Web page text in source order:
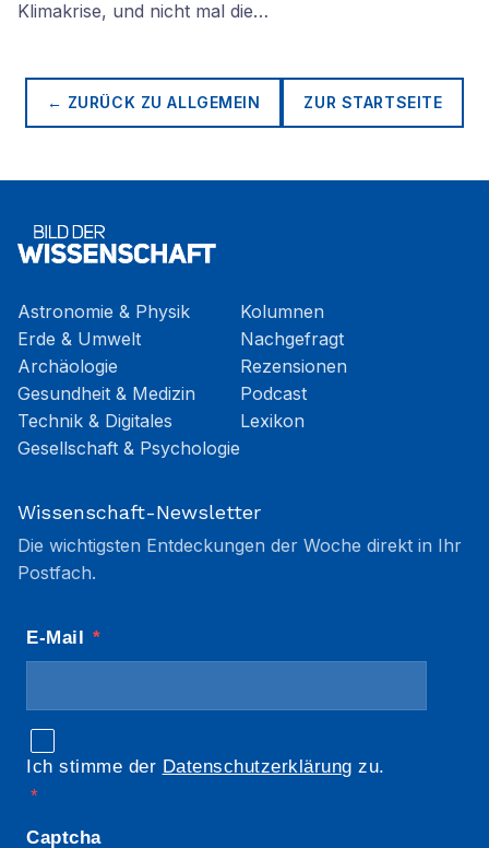
Klimakrise, und nicht mal die…
← ZURÜCK ZUALLGEMEIN ZUR STARTSEITE
Astronomie & Physik
Erde & Umwelt
Archäologie
Gesundheit & Medizin
Technik & Digitales
Gesellschaft & Psychologie
Kolumnen
Nachgefragt
Rezensionen
Podcast
Lexikon
Wissenschaft-Newsletter
Die wichtigsten Entdeckungen der Woche direkt in Ihr
Postfach.